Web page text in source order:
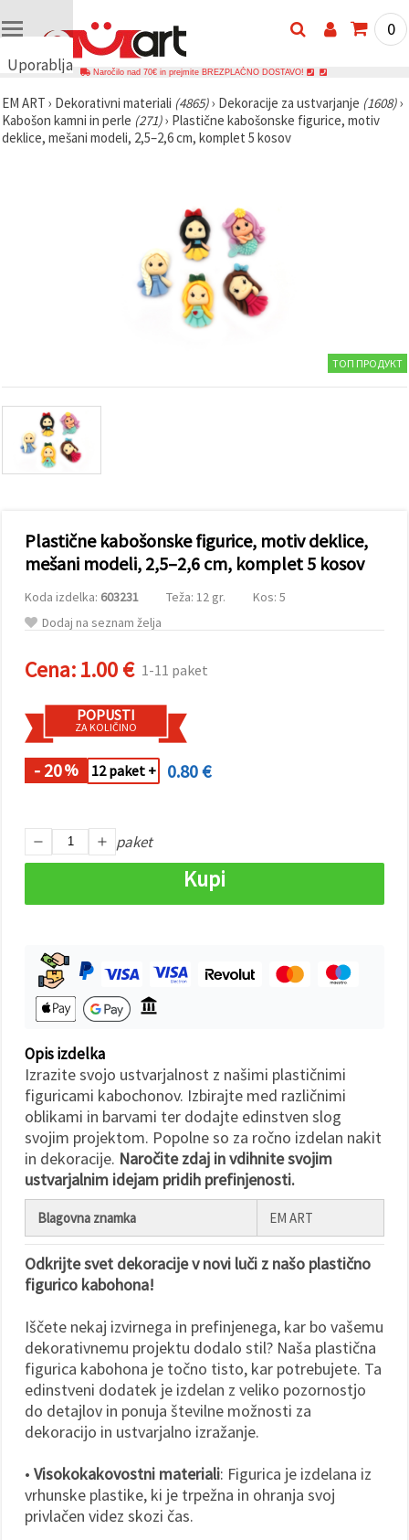
Uporabljamo
🍪
Uporabljamo
piškotke in
prikazujemo
vsebine in
oglase, tudi
s pomočjo
partnerjev
»Sprejmi
lahko
uporabo
vseh
piškotkov.
označite
preference z
izbiro
določene
vrste
piškotkov
in klikom
Sprejmi
Nastavitve
0
Naročilo nad 70€ in prejmite BREZPLAČNO DOSTAVO!
EM ART › Dekorativni materiali (4865)› Dekoracije za ustvarjanje (1608)›
Kabošon kamni in perle (271)› Plastične kabošonske figurice, motiv
deklice, mešani modeli, 2,5–2,6 cm, komplet 5 kosov
ТОП ПРОДУКТ
Plastične kabošonske figurice, motiv deklice,
mešani modeli, 2,5–2,6 cm, komplet 5 kosov
Koda izdelka: 603231 Teža: 12 gr.
Kos: 5
Dodaj na seznam želja
Cena:1.00 € 1-11 paket
POPUSTI
ZA KOLIČINO
- 20% 12 paket + 0.80 €
paket
Kupi
Opis izdelka
Izrazite svojo ustvarjalnost z našimi plastičnimi
figuricami kabochonov. Izbirajte med različnimi
oblikami in barvami ter dodajte edinstven slog
svojim projektom. Popolne so za ročno izdelan nakit
in dekoracije. Naročite zdaj in vdihnite svojim
ustvarjalnim idejam pridih prefinjenosti.
Blagovna znamka EM ART
Odkrijte svet dekoracije v novi luči z našo plastično
figurico kabohona!
Iščete nekaj izvirnega in prefinjenega, kar bo vašemu
dekorativnemu projektu dodalo stil? Naša plastična
figurica kabohona je točno tisto, kar potrebujete. Ta
edinstveni dodatek je izdelan z veliko pozornostjo
do detajlov in ponuja številne možnosti za
dekoracijo in ustvarjalno izražanje.
• Visokokakovostni materiali: Figurica je izdelana iz
vrhunske plastike, ki je trpežna in ohranja svoj
privlačen videz skozi čas.